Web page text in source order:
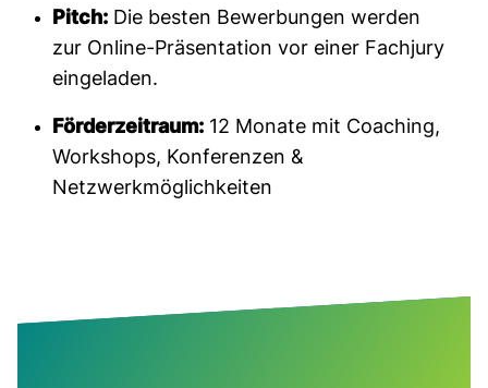
Pitch: Die besten Bewerbungen werden
zur Online-Präsentation vor einer Fachjury
eingeladen.
Förderzeitraum: 12 Monate mit Coaching,
Workshops, Konferenzen &
Netzwerkmöglichkeiten